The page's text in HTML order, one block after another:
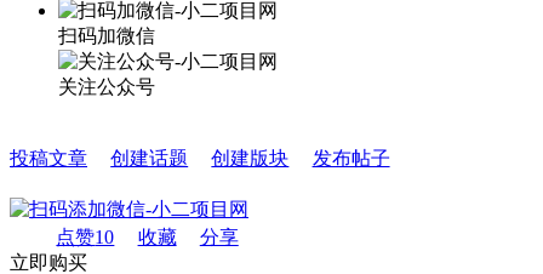
扫码加微信
关注公众号
投稿文章 创建话题 创建版块 发布帖子
点赞10 收藏
分享
立即购买